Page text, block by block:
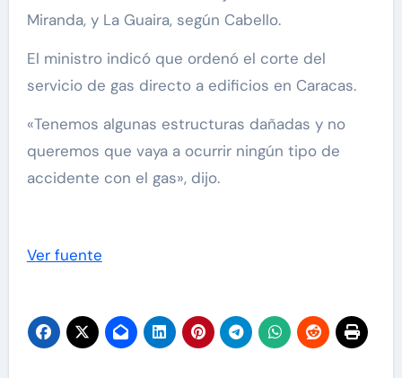
Miranda, y La Guaira, según Cabello.
El ministro indicó que ordenó el corte del
servicio de gas directo a edificios en Caracas.
«Tenemos algunas estructuras dañadas y no
queremos que vaya a ocurrir ningún tipo de
accidente con el gas», dijo.
Ver fuente